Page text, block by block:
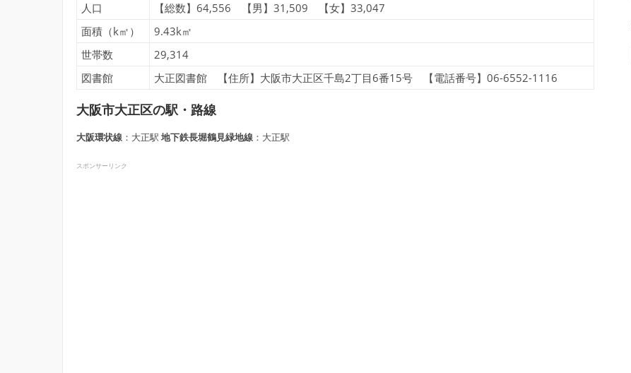
人口
【総数】64,556 【男】31,509 【女】33,047
面積（k㎡）
9.43k㎡
世帯数
29,314
図書館
大正図書館 【住所】大阪市大正区千島2丁目6番15号 【電話番号】06-6552-1116
大阪市大正区の駅・路線
大阪環状線 ：大正駅地下鉄長堀鶴見緑地線 ：大正駅
スポンサーリンク